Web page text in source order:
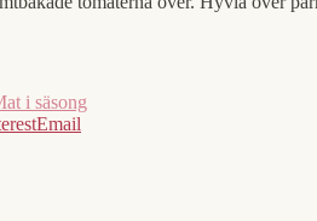
i säsong
Email